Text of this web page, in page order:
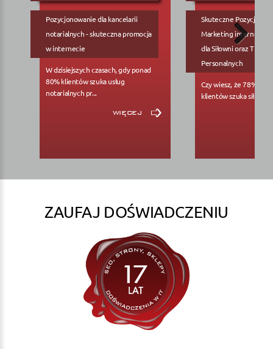
Pozycjonowanie dla kancelarii
notarialnych - skuteczna promocja
w internecie
W dzisiejszych czasach, gdy ponad
80% klientów szuka usług
notarialnych pr...
więcej
Skuteczne
Marketing internetowy
dla Siłowni oraz
Personalnych
Czy wiesz, że 78%
klientów szuka siłowni...
ZAUFAJ DOŚWIADCZENIU